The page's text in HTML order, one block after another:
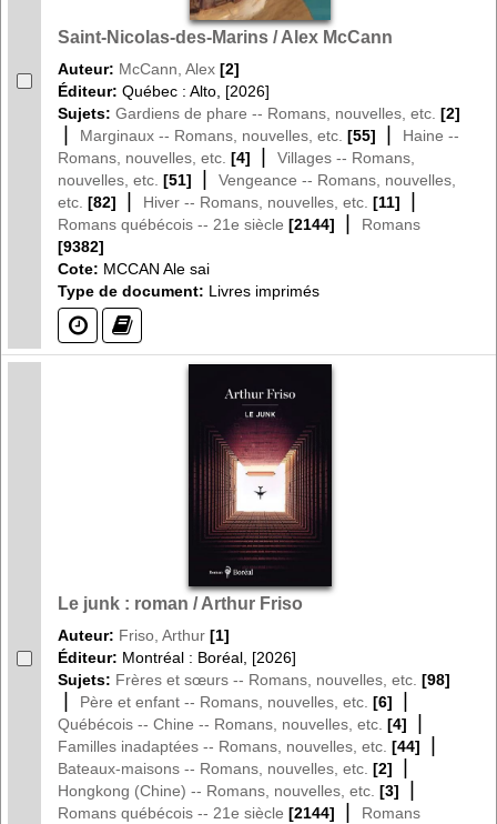
Saint-Nicolas-des-Marins / Alex McCann
Auteur: McCann, Alex [2]
Éditeur: Québec : Alto, [2026]
Sujets: Gardiens de phare -- Romans, nouvelles, etc. [2]
| Marginaux -- Romans, nouvelles, etc. [55] |
Haine --
Romans, nouvelles, etc. [4] |
Villages -- Romans,
nouvelles, etc. [51] |
Vengeance -- Romans, nouvelles,
etc. [82] | Hiver -- Romans, nouvelles, etc. [11] |
Romans québécois -- 21e siècle [2144] |
Romans
[9382]
Cote: MCCAN Ale sai
Type de document: Livres imprimés
(?) (?)
Le junk : roman / Arthur Friso
Auteur: Friso, Arthur [1]
Éditeur: Montréal : Boréal, [2026]
Sujets: Frères et sœurs -- Romans, nouvelles, etc. [98]
| Père et enfant -- Romans, nouvelles, etc. [6] |
Québécois -- Chine -- Romans, nouvelles, etc. [4] |
Familles inadaptées -- Romans, nouvelles, etc. [44] |
Bateaux-maisons -- Romans, nouvelles, etc. [2] |
Hongkong (Chine) -- Romans, nouvelles, etc. [3] |
Romans québécois -- 21e siècle [2144] |
Romans